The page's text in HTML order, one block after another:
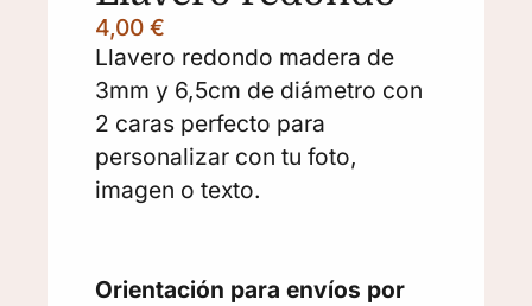
4,00€
Llavero redondo madera de
3mm y 6,5cm de diámetro con
2 caras perfecto para
personalizar con tu foto,
imagen o texto.
Orientación para envíos por